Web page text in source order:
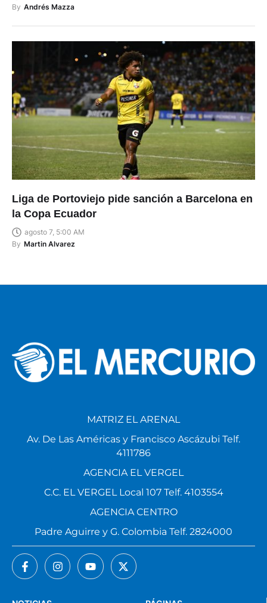
By Andrés Mazza
Liga de Portoviejo pide sanción a Barcelona en
la Copa Ecuador
agosto 7, 5:00 AM
By Martin Alvarez
MATRIZ EL ARENAL
Av. De Las Américas y Francisco Ascázubi Telf.
4111786
AGENCIA EL VERGEL
C.C. EL VERGEL Local 107 Telf. 4103554
AGENCIA CENTRO
Padre Aguirre y G. Colombia Telf. 2824000